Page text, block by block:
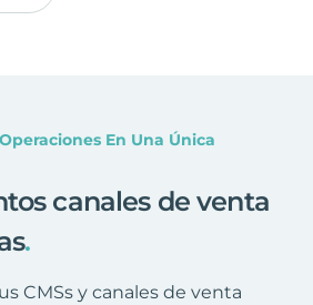
En Una Única
canales de venta
.
CMSs y canales de venta